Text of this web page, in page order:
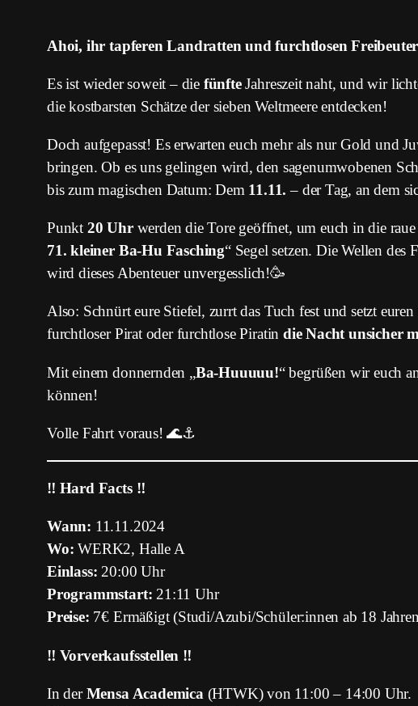
Ahoi, ihr tapferen Landratten und furchtlosen
Es ist wieder soweit – die fünfteJahreszeit naht, und wir
die kostbarsten Schätze der sieben Weltmeere entdecken!
Doch aufgepasst! Es erwarten euch mehr als nur Gold und
bringen. Ob es uns gelingen wird, den sagenumwobenen
bis zum magischen Datum: Dem 11.11. – der Tag, an dem
Punkt 20 Uhrwerden die Tore geöffnet, um euch in die
71. kleiner Ba-Hu Fasching“ Segel setzen. Die Wellen
wird dieses Abenteuer unvergesslich!🥳
Also: Schnürt eure Stiefel, zurrt das Tuch fest und setzt
furchtloser Pirat oder furchtlose Piratin die Nacht unsicher
Mit einem donnernden „Ba-Huuuuu!“ begrüßen wir euch
können!
Volle Fahrt voraus! 🌊⚓
‼ Hard Facts ‼
Wann: 11.11.2024
Wo:WERK2, Halle A
Einlass:20:00 Uhr
Programmstart: 21:11 Uhr
Preise: 7€ Ermäßigt (Studi/Azubi/Schüler:innen ab 18
‼ Vorverkaufsstellen ‼
In derMensa Academica (HTWK) von 11:00 – 14:00 Uhr.